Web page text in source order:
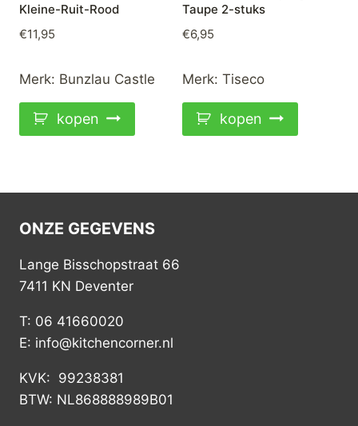
Kleine-Ruit-Rood
€11,95
Merk: Bunzlau Castle
kopen
Taupe 2-stuks
€6,95
Merk: Tiseco
kopen
ONZE GEGEVENS
Lange Bisschopstraat 66
7411 KN Deventer
T: 06 41660020
E: info@kitchencorner.nl
KVK: 99238381
BTW: NL868888989B01